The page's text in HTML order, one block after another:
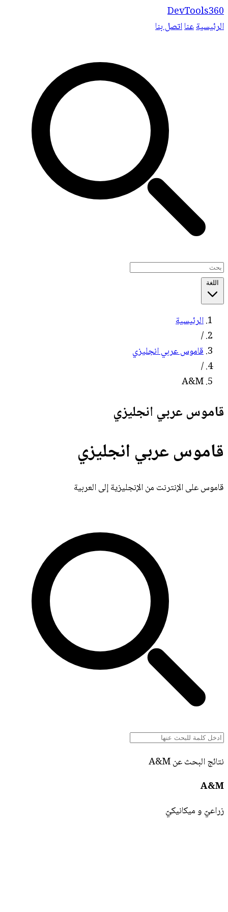
DevTools360
الرئيسيةعنااتصل بنا
اللغة
الرئيسية
/
قاموس عربي انجليزي
/
A&M
قاموس عربي انجليزي
قاموس عربي انجليزي
قاموس على الإنترنت من الإنجليزية إلى العربية
نتائج البحث عن A&M
A&M
زراعيّ و ميكانيكيّ